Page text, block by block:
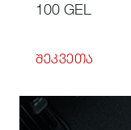
100 GEL
ᲨᲔᲙᲕᲔᲗᲐ